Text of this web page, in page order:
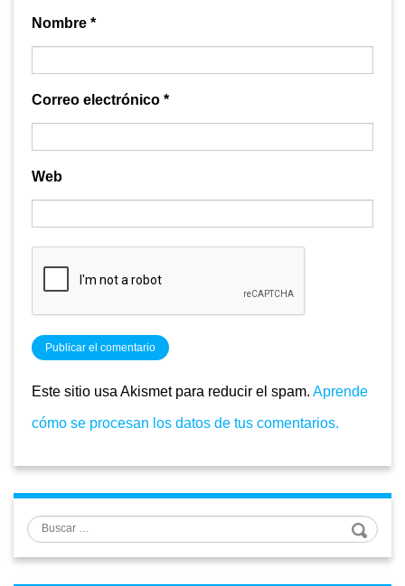
Nombre *
Correo electrónico *
Web
Este sitio usa Akismet para reducir el spam. Aprende
cómo se procesan los datos de tus comentarios.
Buscar